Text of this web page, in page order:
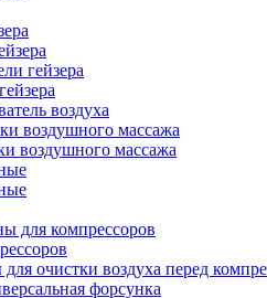
гейзера
воздуха
воздушного массажа
воздушного массажа
для компрессоров
очистки воздуха перед
форсунка